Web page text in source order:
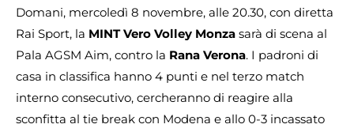
Domani, mercoledì 8 novembre, alle 20.30, con diretta
Rai Sport, la MINT Vero Volley Monza sarà di scena al
Pala AGSM Aim, contro la Rana Verona. I padroni di
casa in classifica hanno 4 punti e nel terzo match
interno consecutivo, cercheranno di reagire alla
sconfitta al tie break con Modena e allo 0-3 incassato